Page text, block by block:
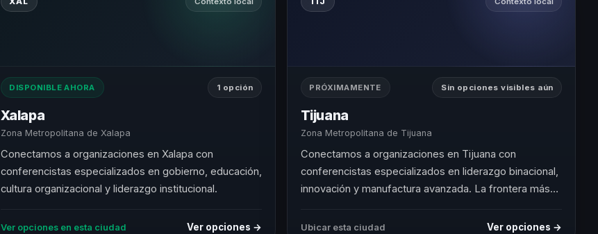
DISPONIBLE AHORA 1 opción
Xalapa
Zona Metropolitana de Xalapa
Conectamos a organizaciones en Xalapa con
conferencistas especializados en gobierno, educación,
cultura organizacional y liderazgo institucional.
Ver opciones en esta ciudad Ver opciones →
PRÓXIMAMENTE Sin opciones visibles aún
Tijuana
Zona Metropolitana de Tijuana
Conectamos a organizaciones en Tijuana con
conferencistas especializados en liderazgo binacional,
innovación y manufactura avanzada. La frontera más
su realidad.
Ubicar esta ciudad Ver opciones →